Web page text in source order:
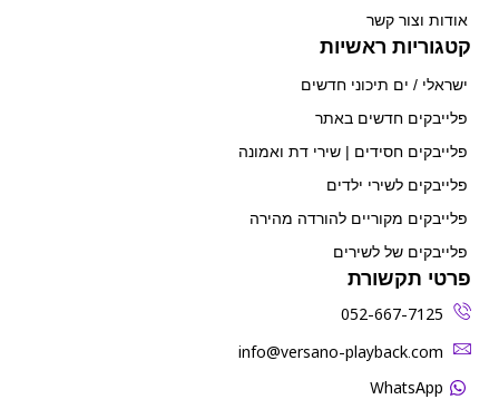
אודות וצור קשר
קטגוריות ראשיות
ישראלי / ים תיכוני חדשים
פלייבקים חדשים באתר
פלייבקים חסידים | שירי דת ואמונה
פלייבקים לשירי ילדים
פלייבקים מקוריים להורדה מהירה
פלייבקים של לשירים
פרטי תקשורת
052-667-7125
‫info@versano-playback.com‬
WhatsApp